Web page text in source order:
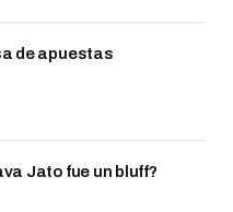
de apuestas
Jato fue un bluff?